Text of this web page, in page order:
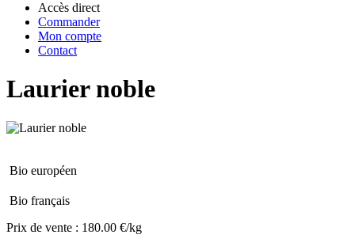
Accès direct
Commander
Mon compte
Contact
Laurier noble
Bio européen
Bio français
Prix de vente : 180.00 €/kg